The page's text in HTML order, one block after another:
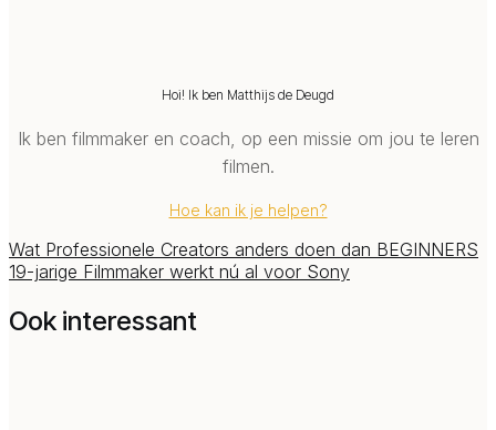
Hoi! Ik ben Matthijs de Deugd
Ik ben filmmaker en coach, op een missie om jou te leren
filmen.
Hoe kan ik je helpen?
Wat Professionele Creators anders doen dan BEGINNERS
19-jarige Filmmaker werkt nú al voor Sony
Ook interessant